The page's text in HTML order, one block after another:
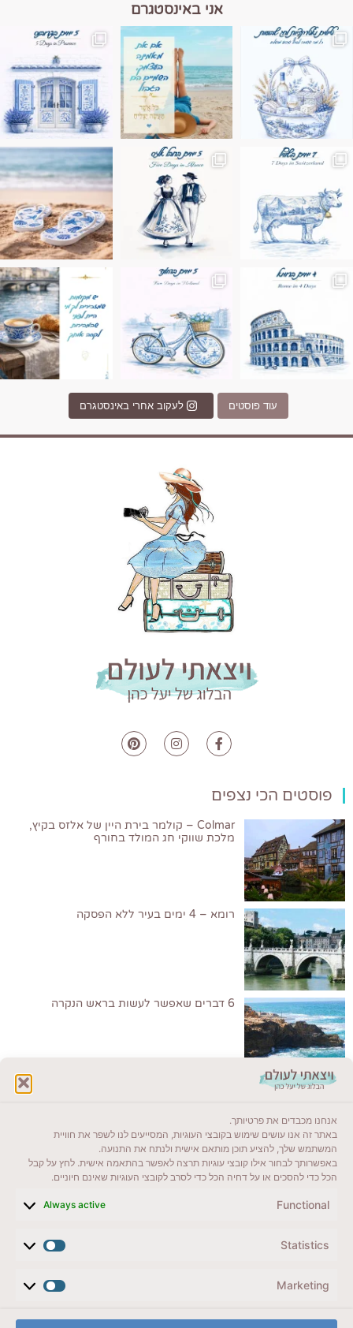
אנחנו מכבדים את פרטיותך.
באתר זה אנו עושים שימוש בקובצי העוגיות, המסייעים לנו לשפר את חוויית
המשתמש שלך, להציע תוכן מותאם אישית ולנתח את התנועה.
באפשרותך לבחור אילו קובצי עוגיות תרצה לאפשר בהתאמה אישית. לחץ על קבל
הכל כדי להסכים או על דחיה הכל כדי לסרב לקובצי העוגיות שאינם חיוניים.
Functional
Always active
Statistics
Marketing
אני באינסטגרם
הם הגבול 💙🩵
בחבל אלזס צרפת
בחופשה שבו הכל נהיה פשוט יותר. החול, הי
Instagram post
Instagram post 17994326828955248
עוד פוסטים לעקוב אחרי באינסטגרם
פוסטים הכי נצפים
Colmar – קולמר בירת היין של אלזס בקיץ,
מלכת שווקי חג המולד בחורף
רומא – 4 ימים בעיר ללא הפסקה
6 דברים שאפשר לעשות בראש הנקרה
ייעדים מומלצים
מדריכים ועזרים
לשליחת הודעת וואטסאפ
veyatsati.laolam@gmail.com